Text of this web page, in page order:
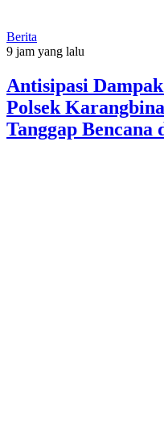
Berita
9 jam yang lalu
Antisipasi
Polsek
Tanggap Bencana